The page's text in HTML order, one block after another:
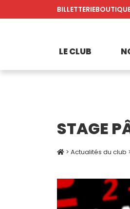
BILLETTERIE
LE CLUB
STAGE
> Actualités du club